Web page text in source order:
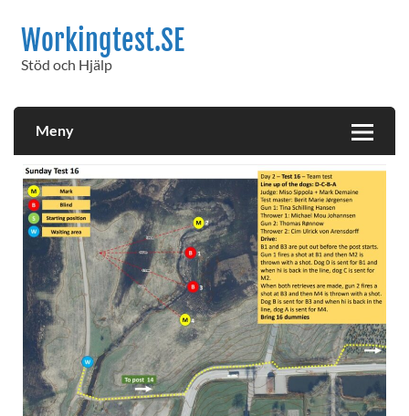
Workingtest.SE
Stöd och Hjälp
Meny